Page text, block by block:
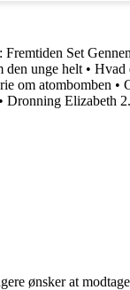
Fremtiden Set
den unge helt • Hvad
om atombomben •
• Dronning Elizabeth
ønsker at